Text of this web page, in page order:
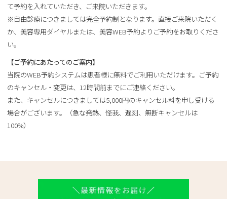
て予約を入れていただき、ご来院いただきます。
※自由診療につきましては完全予約制となります。直接ご来院いただく
か、美容専用ダイヤルまたは、美容WEB予約よりご予約をお取りくださ
い。
【ご予約にあたってのご案内】
当院のWEB予約システムは患者様に無料でご利用いただけます。ご予約
のキャンセル・変更は、12時間前までにご連絡ください。
また、キャンセルにつきましては5,000円のキャンセル料を申し受ける
場合がございます。（急な発熱、怪我、遅刻、無断キャンセルは
100%）